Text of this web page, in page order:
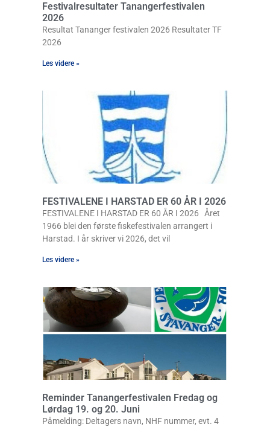
Festivalresultater Tanangerfestivalen
2026
Resultat Tananger festivalen 2026 Resultater TF
2026
Les videre »
FESTIVALENE I HARSTAD ER 60 ÅR I 2026
FESTIVALENE I HARSTAD ER 60 ÅR I 2026 Året
1966 blei den første fiskefestivalen arrangert i
Harstad. I år skriver vi 2026, det vil
Les videre »
Reminder Tanangerfestivalen Fredag og
Lørdag 19. og 20. Juni
Påmelding: Deltagers navn, NHF nummer, evt. 4